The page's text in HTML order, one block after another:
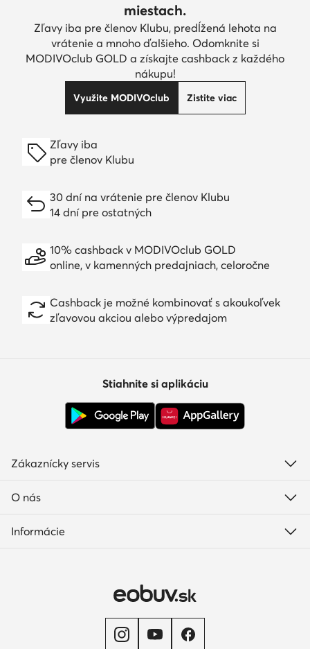
miestach.
Zľavy iba pre členov Klubu, predĺžená lehota na
vrátenie a mnoho ďalšieho. Odomknite si
MODIVOclub GOLD a získajte cashback z každého
nákupu!
Využite MODIVOclub Zistite viac
Zľavy iba
pre členov Klubu
30 dní na vrátenie pre členov Klubu
14 dní pre ostatných
10% cashback v MODIVOclub GOLD
online, v kamenných predajniach, celoročne
Cashback je možné kombinovať s akoukoľvek
zľavovou akciou alebo výpredajom
Stiahnite si aplikáciu
Zákaznícky servis
O nás
Informácie